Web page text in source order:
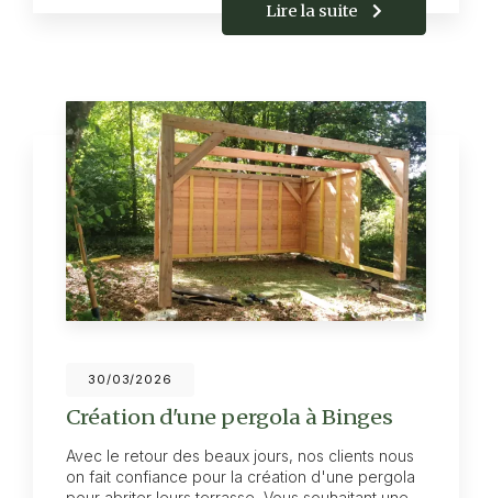
Lire la suite
30/03/2026
Création d'une pergola à Binges
Avec le retour des beaux jours, nos clients nous
on fait confiance pour la création d'une pergola